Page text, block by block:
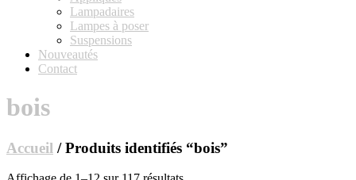
Lampadaires
Lampes à poser
Suspensions
Nouveautés
Contact
bois
Accueil / Produits identifiés “bois”